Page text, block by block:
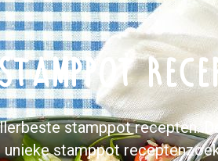
stamppot recepten.
stamppot